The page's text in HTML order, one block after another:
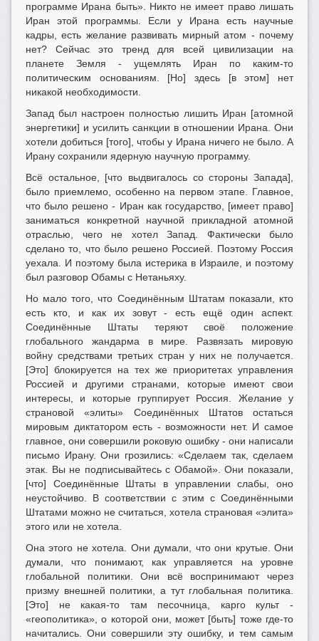
программе Ирана быть». Никто не имеет право лишать
Иран этой программы. Если у Ирана есть научные
кадры, есть желание развивать мирный атом - почему
нет? Сейчас это тренд для всей цивилизации на
планете Земля - ущемлять Иран по каким-то
политическим основаниям. [Но] здесь [в этом] нет
никакой необходимости.
Запад был настроен полностью лишить Иран [атомной
энергетики] и усилить санкции в отношении Ирана. Они
хотели добиться [того], чтобы у Ирана ничего не было. А
Ирану сохранили ядерную научную программу.
Всё остальное, [что выдвигалось со стороны Запада],
было приемлемо, особенно на первом этапе. Главное,
что было решено - Иран как государство, [имеет право]
заниматься конкретной научной прикладной атомной
отраслью, чего не хотел Запад. Фактически было
сделано то, что было решено Россией. Поэтому Россия
уехала. И поэтому была истерика в Израиле, и поэтому
был разговор Обамы с Нетаньяху.
Но мало того, что Соединённым Штатам показали, кто
есть кто, и как их зовут - есть ещё один аспект.
Соединённые Штаты теряют своё положение
глобального жандарма в мире. Развязать мировую
войну средствами третьих стран у них не получается.
[Это] блокируется на тех же приоритетах управления
Россией и другими странами, которые имеют свои
интересы, и которые группирует Россия. Желание у
страновой «элиты» Соединённых Штатов остаться
мировым диктатором есть - возможности нет. И самое
главное, они совершили роковую ошибку - они написали
письмо Ирану. Они грозились: «Сделаем так, сделаем
этак. Вы не подписывайтесь с Обамой». Они показали,
[что] Соединённые Штаты в управлении слабы, оно
неустойчиво. В соответствии с этим с Соединёнными
Штатами можно не считаться, хотела страновая «элита»
этого или не хотела.
Она этого не хотела. Они думали, что они крутые. Они
думали, что понимают, как управляется на уровне
глобальной политики. Они всё воспринимают через
призму внешней политики, а тут глобальная политика.
[Это] не какая-то там песочница, карго культ -
«геополитика», о которой они, может [быть] тоже где-то
начитались. Они совершили эту ошибку, и тем самым